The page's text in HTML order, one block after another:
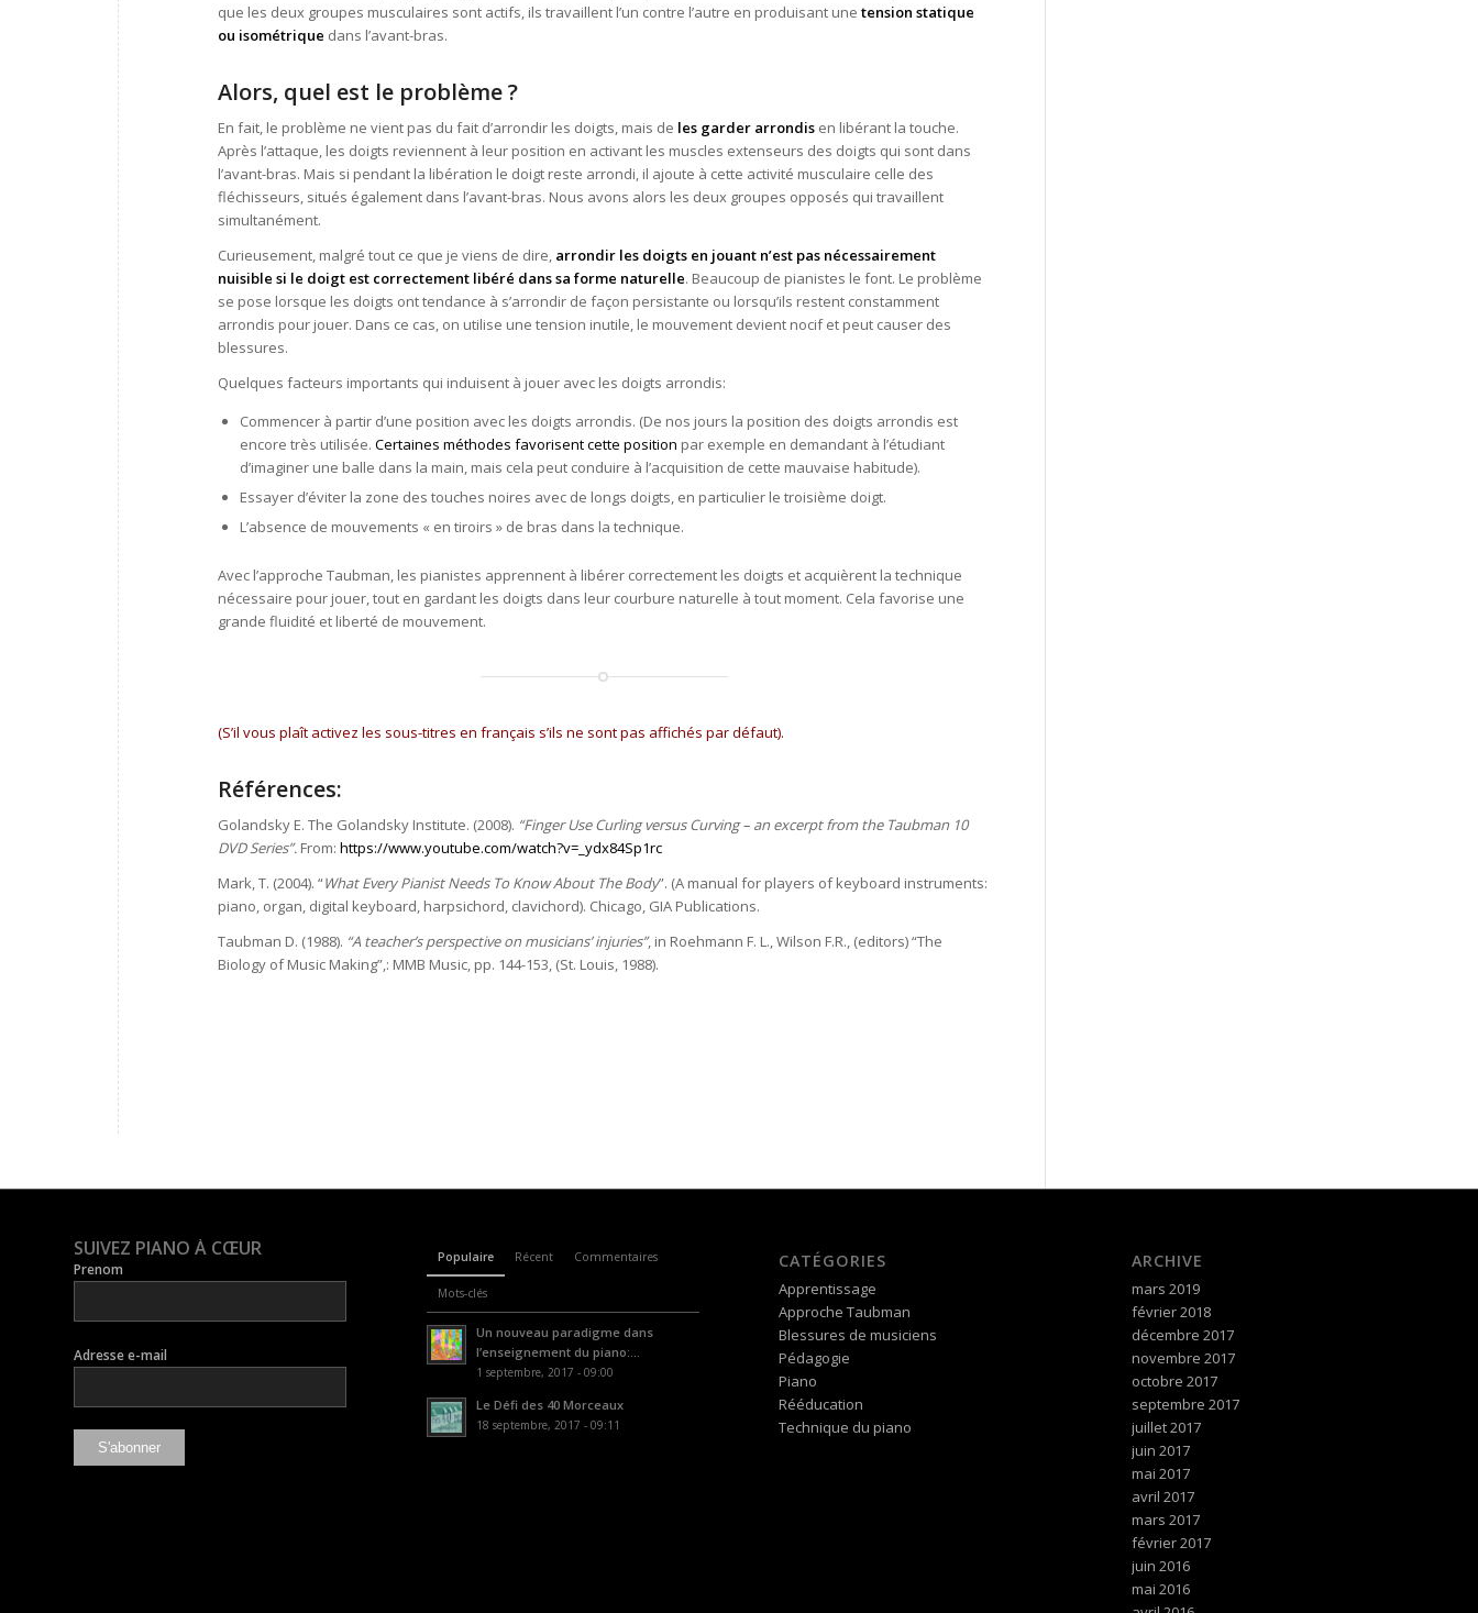
que les deux groupes musculaires sont actifs, ils travaillent l’un contre l’autre en produisant une tension statique
ou isométrique dans l’avant-bras.
Alors, quel est le problème ?
En fait, le problème ne vient pas du fait d’arrondir les doigts, mais de les garder arrondis en libérant la touche.
Après l’attaque, les doigts reviennent à leur position en activant les muscles extenseurs des doigts qui sont dans
l’avant-bras. Mais si pendant la libération le doigt reste arrondi, il ajoute à cette activité musculaire celle des
fléchisseurs, situés également dans l’avant-bras. Nous avons alors les deux groupes opposés qui travaillent
simultanément.
Curieusement, malgré tout ce que je viens de dire, arrondir les doigts en jouant n’est pas nécessairement
nuisible si le doigt est correctement libéré dans sa forme naturelle. Beaucoup de pianistes le font. Le problème
se pose lorsque les doigts ont tendance à s’arrondir de façon persistante ou lorsqu’ils restent constamment
arrondis pour jouer. Dans ce cas, on utilise une tension inutile, le mouvement devient nocif et peut causer des
blessures.
Quelques facteurs importants qui induisent à jouer avec les doigts arrondis:
Commencer à partir d’une position avec les doigts arrondis. (De nos jours la position des doigts arrondis est
encore très utilisée. Certaines méthodes favorisent cette position par exemple en demandant à l’étudiant
d’imaginer une balle dans la main, mais cela peut conduire à l’acquisition de cette mauvaise habitude).
Essayer d’éviter la zone des touches noires avec de longs doigts, en particulier le troisième doigt.
L’absence de mouvements « en tiroirs » de bras dans la technique.
Avec l’approche Taubman, les pianistes apprennent à libérer correctement les doigts et acquièrent la technique
nécessaire pour jouer, tout en gardant les doigts dans leur courbure naturelle à tout moment. Cela favorise une
grande fluidité et liberté de mouvement.
(S’il vous plaît activez les sous-titres en français s’ils ne sont pas affichés par défaut).
Références:
Golandsky E. The Golandsky Institute. (2008). “Finger Use Curling versus Curving – an excerpt from the Taubman 10
DVD Series”. From: https://www.youtube.com/watch?v=_ydx84Sp1rc
Mark, T. (2004). “What Every Pianist Needs To Know About The Body”. (A manual for players of keyboard instruments:
piano, organ, digital keyboard, harpsichord, clavichord). Chicago, GIA Publications.
Taubman D. (1988). “A teacher’s perspective on musicians’ injuries”, in Roehmann F. L., Wilson F.R., (editors) “The
Biology of Music Making”,: MMB Music, pp. 144-153, (St. Louis, 1988).
SUIVEZ PIANO À CŒUR
Prenom
Adresse e-mail
Populaire Récent Commentaires
Mots-clés
Un nouveau paradigme dans
l’enseignement du piano:...
1 septembre, 2017 - 09:00
Le Défi des 40 Morceaux
18 septembre, 2017 - 09:11
CATÉGORIES
Apprentissage
Approche Taubman
Blessures de musiciens
Pédagogie
Piano
Rééducation
Technique du piano
ARCHIVE
mars 2019
février 2018
décembre 2017
novembre 2017
octobre 2017
septembre 2017
juillet 2017
juin 2017
mai 2017
avril 2017
mars 2017
février 2017
juin 2016
mai 2016